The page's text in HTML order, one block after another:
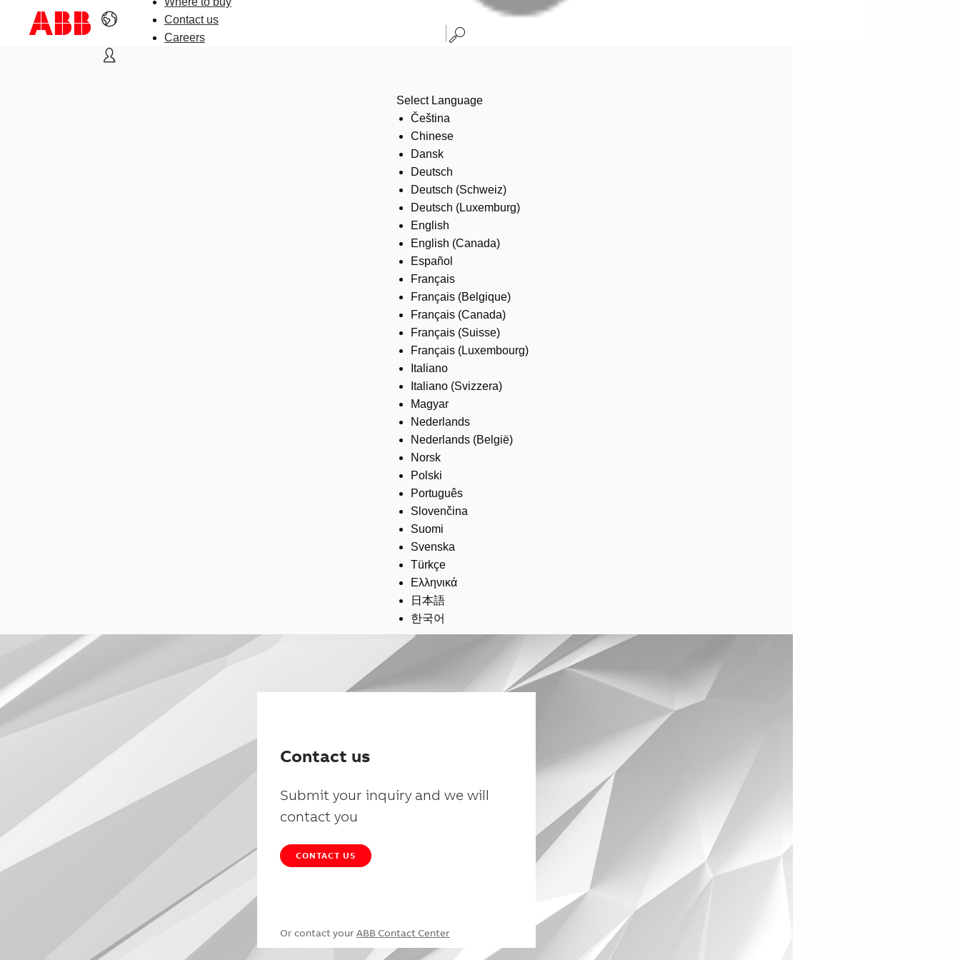
Contact us
Careers
Select Language
Čeština
Chinese
Dansk
Deutsch
Deutsch (Schweiz)
Deutsch (Luxemburg)
English
English (Canada)
Español
Français
Français (Belgique)
Français (Canada)
Français (Suisse)
Français (Luxembourg)
Italiano
Italiano (Svizzera)
Magyar
Nederlands
Nederlands (België)
Norsk
Polski
Português
Slovenčina
Suomi
Svenska
Türkçe
Ελληνικά
日本語
한국어
Contact us
Submit your inquiry and we will
contact you
CONTACT US
Or contact your ABB Contact Center